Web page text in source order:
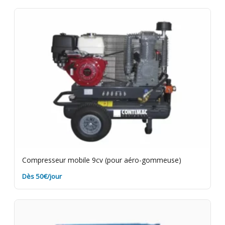
du matériel en bon état. Videz les cuves et nettoyez
les filtres avant de rapporter le matériel. Assurance
bris de machine en option.
Compresseur mobile 9cv (pour aéro-gommeuse)
Dès 50€/jour